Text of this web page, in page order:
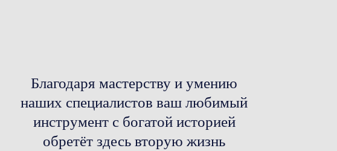
Благодаря мастерству и умению
наших специалистов ваш любимый
инструмент с богатой историей
обретёт здесь вторую жизнь